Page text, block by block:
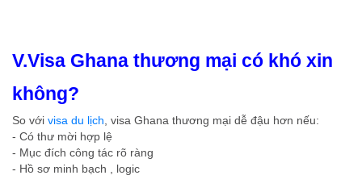
V.Visa Ghana thương mại có khó xin
không?
So với visa du lịch, visa Ghana thương mại dễ đậu hơn nếu:
- Có thư mời hợp lệ
- Mục đích công tác rõ ràng
- Hồ sơ minh bạch , logic